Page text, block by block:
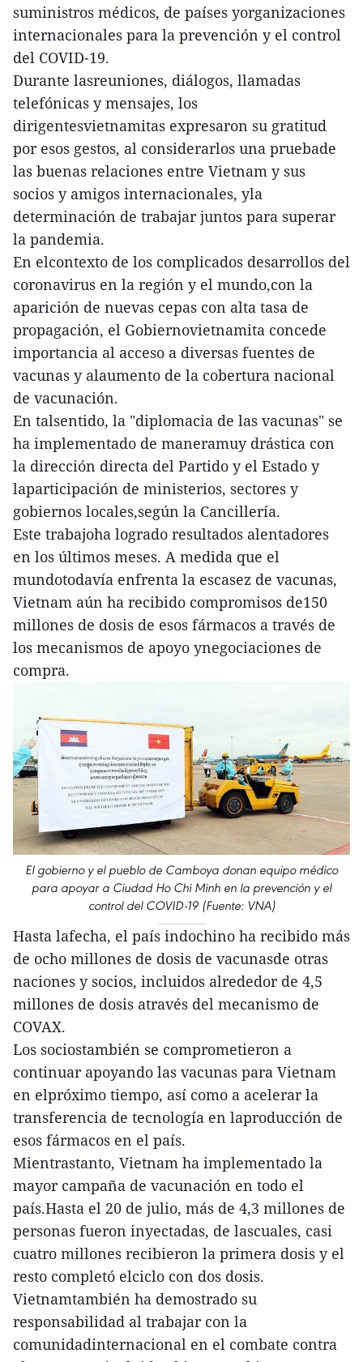
suministros médicos, de países yorganizaciones
internacionales para la prevención y el control
del COVID-19.
Durante lasreuniones, diálogos, llamadas
telefónicas y mensajes, los
dirigentesvietnamitas expresaron su gratitud
por esos gestos, al considerarlos una pruebade
las buenas relaciones entre Vietnam y sus
socios y amigos internacionales, yla
determinación de trabajar juntos para superar
la pandemia.
En elcontexto de los complicados desarrollos del
coronavirus en la región y el mundo,con la
aparición de nuevas cepas con alta tasa de
propagación, el Gobiernovietnamita concede
importancia al acceso a diversas fuentes de
vacunas y alaumento de la cobertura nacional
de vacunación.
En talsentido, la "diplomacia de las vacunas" se
ha implementado de maneramuy drástica con
la dirección directa del Partido y el Estado y
laparticipación de ministerios, sectores y
gobiernos locales,según la Cancillería.
Este trabajoha logrado resultados alentadores
en los últimos meses. A medida que el
mundotodavía enfrenta la escasez de vacunas,
Vietnam aún ha recibido compromisos de150
millones de dosis de esos fármacos a través de
los mecanismos de apoyo ynegociaciones de
compra.
El gobierno y el pueblo de Camboya donan equipo médico
para apoyar a Ciudad Ho Chi Minh en la prevención y el
control del COVID-19 (Fuente: VNA)
Hasta lafecha, el país indochino ha recibido más
de ocho millones de dosis de vacunasde otras
naciones y socios, incluidos alrededor de 4,5
millones de dosis através del mecanismo de
COVAX.
Los sociostambién se comprometieron a
continuar apoyando las vacunas para Vietnam
en elpróximo tiempo, así como a acelerar la
transferencia de tecnología en laproducción de
esos fármacos en el país.
Mientrastanto, Vietnam ha implementado la
mayor campaña de vacunación en todo el
país.Hasta el 20 de julio, más de 4,3 millones de
personas fueron inyectadas, de lascuales, casi
cuatro millones recibieron la primera dosis y el
resto completó elciclo con dos dosis.
Vietnamtambién ha demostrado su
responsabilidad al trabajar con la
comunidadinternacional en el combate contra